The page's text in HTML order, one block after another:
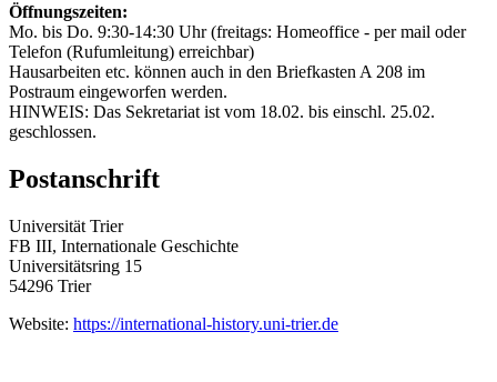
Öffnungszeiten:
Mo. bis Do. 9:30-14:30 Uhr (freitags: Homeoffice - per mail oder
Telefon (Rufumleitung) erreichbar)
Hausarbeiten etc. können auch in den Briefkasten A 208 im
Postraum eingeworfen werden.
HINWEIS: Das Sekretariat ist vom 18.02. bis einschl. 25.02.
geschlossen.
Postanschrift
Universität Trier
FB III, Internationale Geschichte
Universitätsring 15
54296 Trier
Website: https://international-history.uni-trier.de